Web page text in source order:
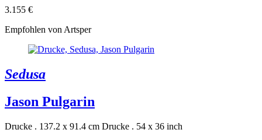
3.155 €
Empfohlen von Artsper
Sedusa
Jason Pulgarin
Drucke . 137.2 x 91.4 cm Drucke . 54 x 36 inch